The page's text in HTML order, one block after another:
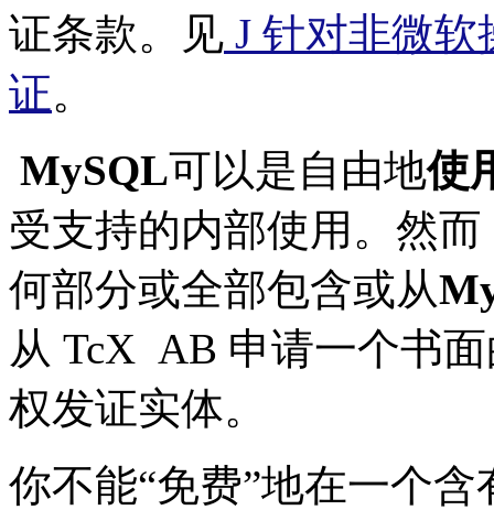
证条款。见 J 针对非微
证。
MySQL可以是自由地使
受支持的内部使用。然而
何部分或全部包含或从
从 TcX AB 申请一个书
权发证实体。
你不能“免费”地在一个